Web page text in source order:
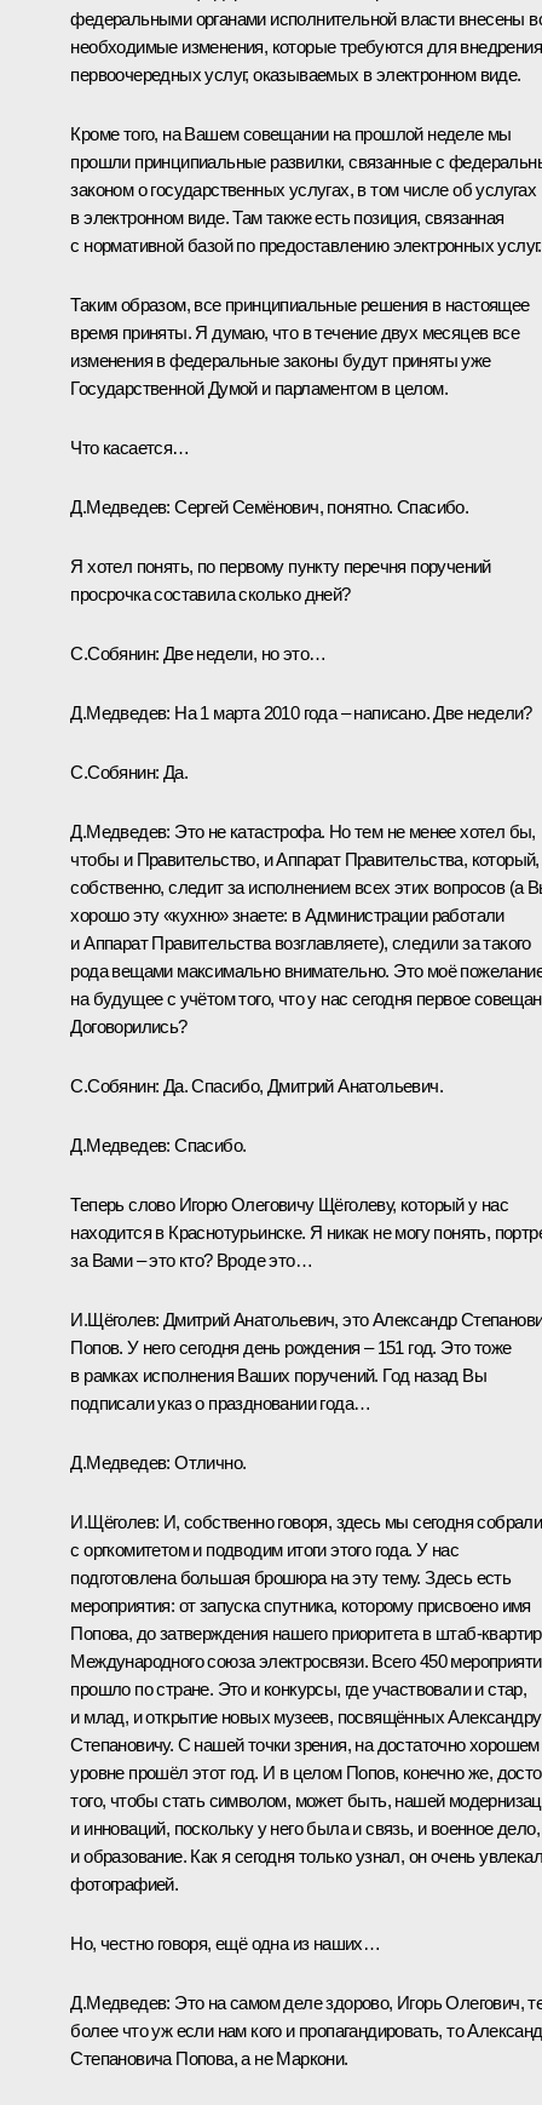
федеральными органами исполнительной власти внесены
необходимые изменения, которые требуются для внедрения
первоочередных услуг, оказываемых в электронном виде.
Кроме того, на Вашем совещании на прошлой неделе мы
прошли принципиальные развилки, связанные с
законом о государственных услугах, в том числе об услугах
в электронном виде. Там также есть позиция, связанная
с нормативной базой по предоставлению электронных услуг.
Таким образом, все принципиальные решения в настоящее
время приняты. Я думаю, что в течение двух месяцев все
изменения в федеральные законы будут приняты уже
Государственной Думой и парламентом в целом.
Что касается…
Д.Медведев: Сергей Семёнович, понятно. Спасибо.
Я хотел понять, по первому пункту перечня поручений
просрочка составила сколько дней?
С.Собянин: Две недели, но это…
Д.Медведев: На 1 марта 2010 года – написано. Две недели?
С.Собянин: Да.
Д.Медведев: Это не катастрофа. Но тем не менее хотел бы,
чтобы и Правительство, и Аппарат Правительства, который,
собственно, следит за исполнением всех этих вопросов (а
хорошо эту «кухню» знаете: в Администрации работали
и Аппарат Правительства возглавляете), следили за такого
рода вещами максимально внимательно. Это моё
на будущее с учётом того, что у нас сегодня первое
Договорились?
С.Собянин: Да. Спасибо, Дмитрий Анатольевич.
Д.Медведев: Спасибо.
Теперь слово Игорю Олеговичу Щёголеву, который у нас
находится в Краснотурьинске. Я никак не могу понять,
за Вами – это кто? Вроде это…
И.Щёголев: Дмитрий Анатольевич, это Александр
Попов. У него сегодня день рождения – 151 год. Это тоже
в рамках исполнения Ваших поручений. Год назад Вы
подписали указ о праздновании года…
Д.Медведев: Отлично.
И.Щёголев: И, собственно говоря, здесь мы сегодня
с оргкомитетом и подводим итоги этого года. У нас
подготовлена большая брошюра на эту тему. Здесь есть
мероприятия: от запуска спутника, которому присвоено имя
Попова, до затверждения нашего приоритета в штаб-
Международного союза электросвязи. Всего 450
прошло по стране. Это и конкурсы, где участвовали и стар,
и млад, и открытие новых музеев, посвящённых Александру
Степановичу. С нашей точки зрения, на достаточно хорошем
уровне прошёл этот год. И в целом Попов, конечно же,
того, чтобы стать символом, может быть, нашей
и инноваций, поскольку у него была и связь, и военное дело,
и образование. Как я сегодня только узнал, он очень
фотографией.
Но, честно говоря, ещё одна из наших…
Д.Медведев: Это на самом деле здорово, Игорь Олегович,
более что уж если нам кого и пропагандировать, то
Степановича Попова, а не Маркони.